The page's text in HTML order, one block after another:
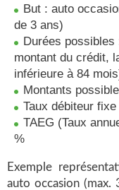
But : auto
de 3 ans)
Durées
montant du crédit,
inférieure à 84
Montants
Taux débiteur
TAEG (Taux
%
Exemple
auto occasion